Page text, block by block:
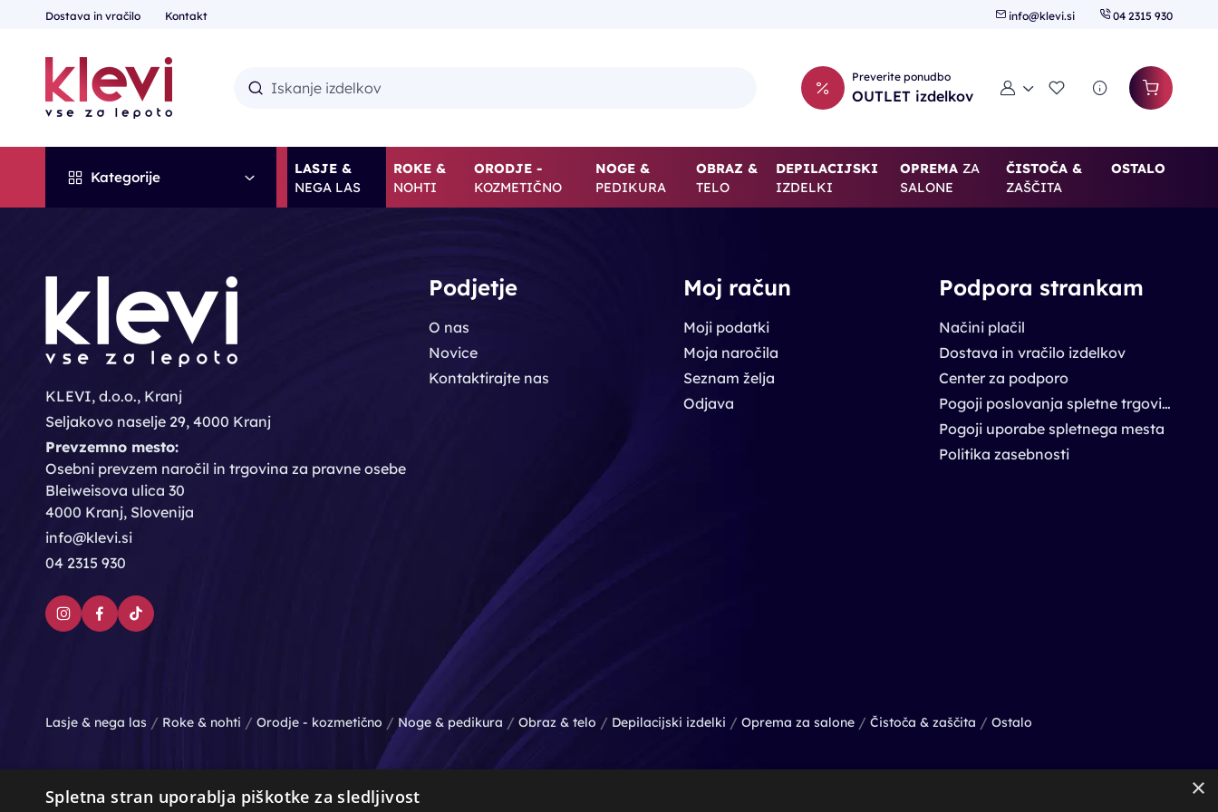
Dostava in vračilo Kontakt info@klevi.si 04 2315 930
Preverite ponudbo
OUTLET izdelkov Moj računSeznam želja
Kategorije
LASJE &
NEGA LAS
ROKE &
NOHTI
ORODJE -
KOZMETIČNO
NOGE &
PEDIKURA
OBRAZ &
TELO
DEPILACIJSKI
IZDELKI
OPREMAZA
SALONE
ČISTOČA &
ZAŠČITA
OSTALO
KLEVI, d.o.o., Kranj
Seljakovo naselje 29, 4000 Kranj
Prevzemno mesto:
Osebni prevzem naročil in trgovina za pravne osebe
Bleiweisova ulica 30
4000 Kranj, Slovenija
info@klevi.si
04 2315 930
Podjetje
O nas
Novice
Kontaktirajte nas
Moj račun
Moji podatki
Moja naročila
Seznam želja
Odjava
Podpora strankam
Načini plačil
Dostava in vračilo izdelkov
Center za podporo
Pogoji poslovanja spletne trgovine
Pogoji uporabe spletnega mesta
Politika zasebnosti
Lasje & nega las / Roke & nohti / Orodje - kozmetično / Noge & pedikura / Obraz & telo / Depilacijski izdelki / Oprema za salone / Čistoča & zaščita / Ostalo
×
Spletna stran uporablja piškotke za sledljivost